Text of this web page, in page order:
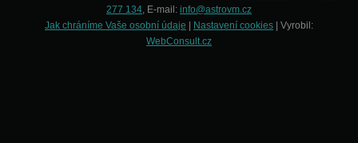
277 134, E-mail: info@astrovm.cz
Jak chráníme Vaše osobní údaje
Nastavení cookies | Vyrobil:
WebConsult.cz